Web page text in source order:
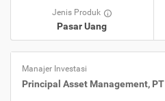
Jenis Produk
Pasar Uang
Manajer Investasi
Principal Asset Management, PT